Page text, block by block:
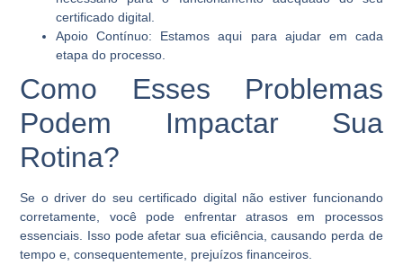
certificado digital.
Apoio Contínuo: Estamos aqui para ajudar em cada
etapa do processo.
Como Esses Problemas
Podem Impactar Sua
Rotina?
Se o driver do seu certificado digital não estiver funcionando
corretamente, você pode enfrentar atrasos em processos
essenciais. Isso pode afetar sua eficiência, causando perda de
tempo e, consequentemente, prejuízos financeiros.